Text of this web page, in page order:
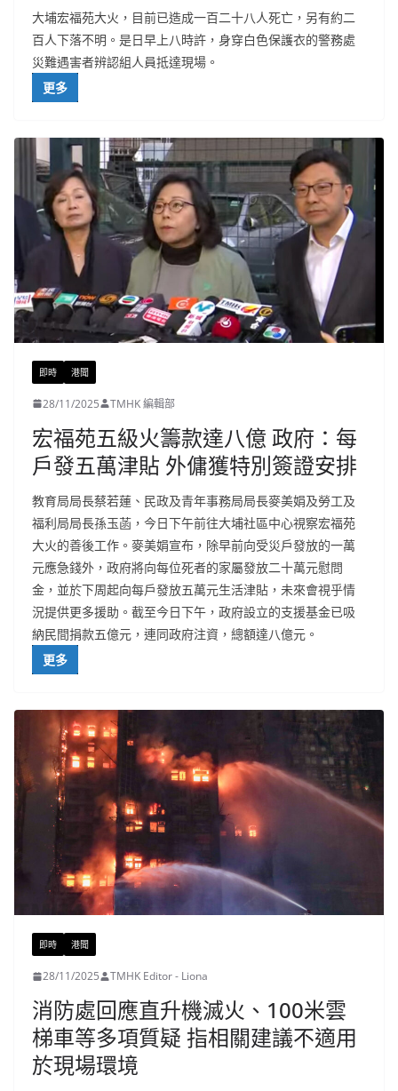
大埔宏福苑大火，目前已造成一百二十八人死亡，另有約二
百人下落不明。是日早上八時許，身穿白色保護衣的警務處
災難遇害者辨認組人員抵達現場。
更多
即時 港聞
28/11/2025 TMHK 編輯部
宏福苑五級火籌款達八億 政府：每
戶發五萬津貼 外傭獲特別簽證安排
教育局局長蔡若蓮、民政及青年事務局局長麥美娟及勞工及
福利局局長孫玉菡，今日下午前往大埔社區中心視察宏福苑
大火的善後工作。麥美娟宣布，除早前向受災戶發放的一萬
元應急錢外，政府將向每位死者的家屬發放二十萬元慰問
金，並於下周起向每戶發放五萬元生活津貼，未來會視乎情
況提供更多援助。截至今日下午，政府設立的支援基金已吸
納民間捐款五億元，連同政府注資，總額達八億元。
更多
即時 港聞
28/11/2025 TMHK Editor - Liona
消防處回應直升機滅火、100米雲
梯車等多項質疑 指相關建議不適用
於現場環境